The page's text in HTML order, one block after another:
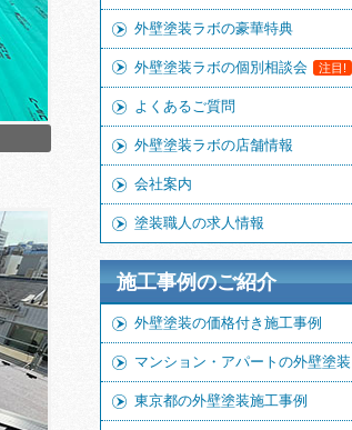
外壁塗装ラボの豪華特典
外壁塗装ラボの個別相談会 注目!
よくあるご質問
外壁塗装ラボの店舗情報
会社案内
塗装職人の求人情報
施工事例のご紹介
外壁塗装の価格付き施工事例
マンション・アパートの外壁塗装
東京都の外壁塗装施工事例